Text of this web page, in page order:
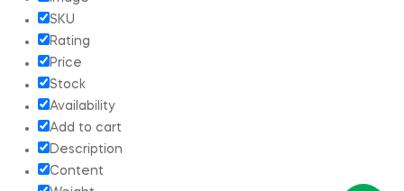
SKU
Rating
Price
Stock
Availability
Add to cart
Description
Content